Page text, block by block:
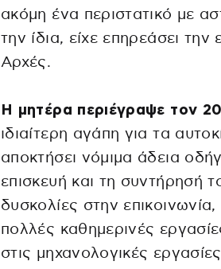
ακόμη ένα περιστατικό με
την ίδια, είχε επηρεάσει
Αρχές.
Η μητέρα περιέγραψε τον
ιδιαίτερη αγάπη για τα
αποκτήσει νόμιμα άδεια
επισκευή και τη συντήρησή
δυσκολίες στην
πολλές καθημερινές
στις μηχανολογικές